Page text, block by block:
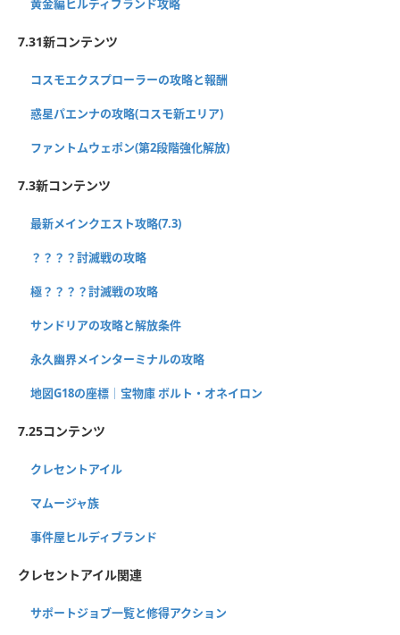
黄金編ヒルディブランド攻略
7.31新コンテンツ
コスモエクスプローラーの攻略と報酬
惑星パエンナの攻略(コスモ新エリア)
ファントムウェポン(第2段階強化解放)
7.3新コンテンツ
最新メインクエスト攻略(7.3)
？？？？討滅戦の攻略
極？？？？討滅戦の攻略
サンドリアの攻略と解放条件
永久幽界メインターミナルの攻略
地図G18の座標│宝物庫 ボルト・オネイロン
7.25コンテンツ
クレセントアイル
マムージャ族
事件屋ヒルディブランド
クレセントアイル関連
サポートジョブ一覧と修得アクション